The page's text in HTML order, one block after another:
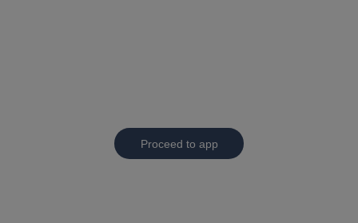
Proceed to app